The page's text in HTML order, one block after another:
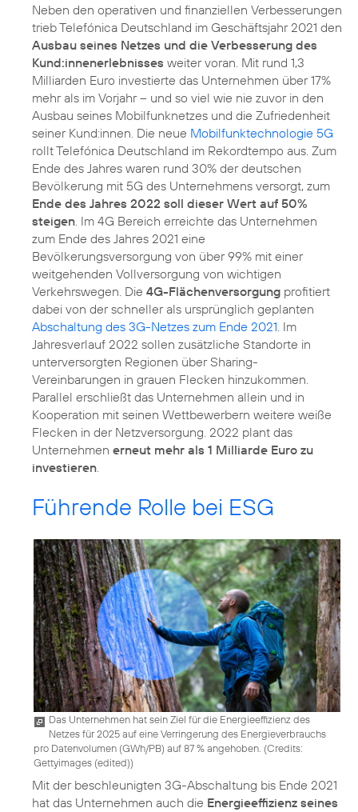
Neben den operativen und finanziellen Verbesserungen
trieb Telefónica Deutschland im Geschäftsjahr 2021 den
Ausbau seines Netzes und die Verbesserung des
Kund:innenerlebnisses weiter voran. Mit rund 1,3
Milliarden Euro investierte das Unternehmen über 17%
mehr als im Vorjahr – und so viel wie nie zuvor in den
Ausbau seines Mobilfunknetzes und die Zufriedenheit
seiner Kund:innen. Die neue Mobilfunktechnologie 5G
rollt Telefónica Deutschland im Rekordtempo aus. Zum
Ende des Jahres waren rund 30% der deutschen
Bevölkerung mit 5G des Unternehmens versorgt, zum
Ende des Jahres 2022 soll dieser Wert auf 50%
steigen . Im 4G Bereich erreichte das Unternehmen
zum Ende des Jahres 2021 eine
Bevölkerungsversorgung von über 99% mit einer
weitgehenden Vollversorgung von wichtigen
Verkehrswegen. Die 4G-Flächenversorgung profitiert
dabei von der schneller als ursprünglich geplanten
Abschaltung des 3G-Netzes zum Ende 2021 . Im
Jahresverlauf 2022 sollen zusätzliche Standorte in
unterversorgten Regionen über Sharing-
Vereinbarungen in grauen Flecken hinzukommen.
Parallel erschließt das Unternehmen allein und in
Kooperation mit seinen Wettbewerbern weitere weiße
Flecken in der Netzversorgung. 2022 plant das
Unternehmen erneut mehr als 1 Milliarde Euro zu
investieren
Führende Rolle bei ESG
Das Unternehmen hat sein Ziel für die Energieeffizienz des
Netzes für 2025 auf eine Verringerung des Energieverbrauchs
pro Datenvolumen (GWh/PB) auf 87 % angehoben. (Credits:
Gettyimages (edited))
Mit der beschleunigten 3G-Abschaltung bis Ende 2021
hat das Unternehmen auch die Energieeffizienz seines